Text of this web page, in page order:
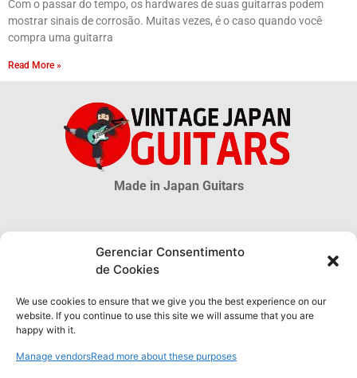
Gerenciar Consentimento
de Cookies
We use cookies to ensure that we give you the best experience on our
website. If you continue to use this site we will assume that you are
happy with it.
Manage vendorsRead more about these purposes
Com o passar do tempo, os hardwares de suas guitarras podem
mostrar sinais de corrosão. Muitas vezes, é o caso quando você
compra uma guitarra
Read More »
Made in Japan Guitars
© 2026 Vintage Japan Guitars
guitarras MIJ são incertas, muito mais são desconhecidas. As
informações obtidas através deste site NÃO possuem qualquer validade
oficial ou legal e não podem ser utilizadas como prova de autenticidade
de qualquer produto.